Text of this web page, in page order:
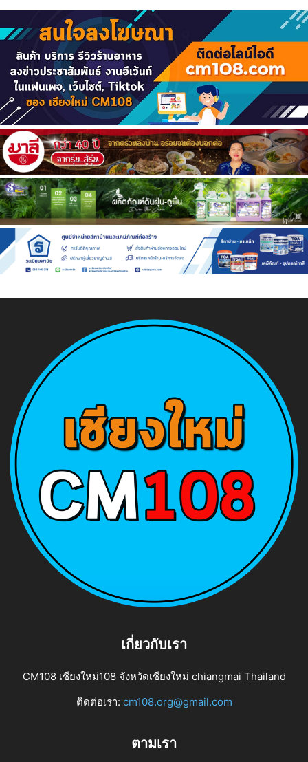
เกี่ยวกับเรา
CM108 เชียงใหม่108 จังหวัดเชียงใหม่ chiangmai Thailand
ติดต่อเรา: cm108.org@gmail.com
ตามเรา